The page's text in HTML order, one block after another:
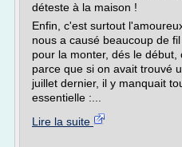
déteste à la maison !
Enfin, c'est surtout
nous a causé beaucoup de
pour la monter, dés le
parce que si on avait trouvé
juillet dernier, il y manquait
essentielle :...
Lire la suite